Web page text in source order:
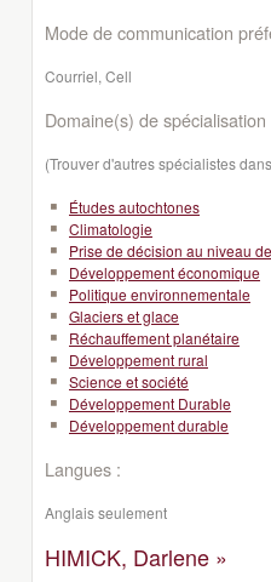
Mode de communication
Courriel, Cell
Domaine(s) de spécialisation
(Trouver d'autres spécialistes
Études autochtones
Climatologie
Prise de décision au niveau
Développement économique
Politique environnementale
Glaciers et glace
Réchauffement planétaire
Développement rural
Science et société
Développement Durable
Développement durable
Langues :
Anglais seulement
HIMICK, Darlene »